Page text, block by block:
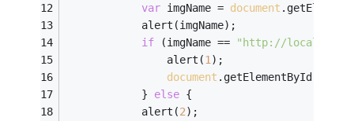
var imgName = document
            alert(imgName);
if (imgName ==
"http://
                alert(
1 );
document
            }
else {
            alert(
2);